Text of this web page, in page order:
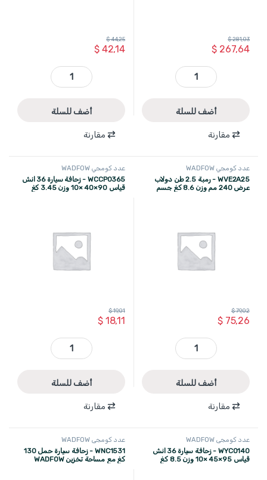
$267,64
$281,03
WXC1A02 - رافعة محركات زرافة 2 طن مجال الرفع ( 16 سم - 204 سم ) صناعي 89.4 كغ WADFOW quantity
أضف للسلة
مقارنة
$42,14
$44,25
WVE1Q02 - رمبة 2 طن دولاب عرض 210 مم وزن 5.6 كغ هيكل معدن ازرق قطعتين WADFOW quantity
أضف للسلة
مقارنة
عدد كومجي WADFOW
WVE2A25 - رمبة 2.5 طن دولاب
عرض 240 مم وزن 8.6 كغ جسم
$75,26
$79,02
WVE2A25 - رمبة 2.5 طن دولاب عرض 240 مم وزن 8.6 كغ جسم معدن اسود قطعتين WADFOW quantity
أضف للسلة
مقارنة
عدد كومجي WADFOW
WCCP0365 - زحافة سيارة 36 انش
قياس 90×40 ×10 وزن 3.45 كغ
$18,11
$19,01
WCCP0365 - زحافة سيارة 36 انش قياس 90×40 ×10 وزن 3.45 كغ WADFOW quantity
أضف للسلة
مقارنة
عدد كومجي WADFOW
WYC0140 - زحافة سيارة 36 انش
قياس 95×45 ×10 وزن 8.5 كغ
عدد كومجي WADFOW
WNC1531 - زحافة سيارة حمل 130
كغ مع مساحة تخزين WADFOW